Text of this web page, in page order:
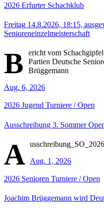
2026 Erfurter Schachklub
Freitag 14.8.2026, 18:15,
Senioreneinzelmeisterschaft
B
ericht vom
Partien Deutsche
Brüggemann
Aug. 6, 2026
2026 Jugend Turniere / Open
Ausschreibung 3. Sommer
A
Aug. 1, 2026
2026 Senioren Turniere / Open
Joachim Brüggemann wird